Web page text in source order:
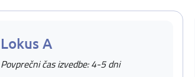
Lokus A
Povprečni čas izvedbe: 4-5 dni